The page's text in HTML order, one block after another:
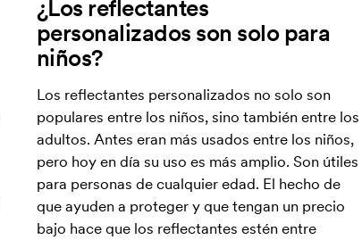
¿Los reflectantes
personalizados son solo para
niños?
Los reflectantes personalizados no solo son
populares entre los niños, sino también entre los
adultos. Antes eran más usados entre los niños,
pero hoy en día su uso es más amplio. Son útiles
para personas de cualquier edad. El hecho de
que ayuden a proteger y que tengan un precio
bajo hace que los reflectantes estén entre